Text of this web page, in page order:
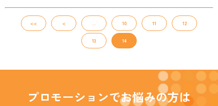
<< < … 10 11 12
13 14
プロモーションでお悩みの方は